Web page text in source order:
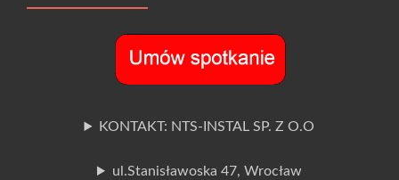
KONTAKT: NTS-INSTAL SP. Z O.O
ul.Stanisławoska 47, Wrocław